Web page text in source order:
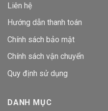
Liên hệ
Hướng dẫn thanh toán
Chính sách bảo mật
Chính sách vận chuyển
Quy định sử dụng
DANH MỤC